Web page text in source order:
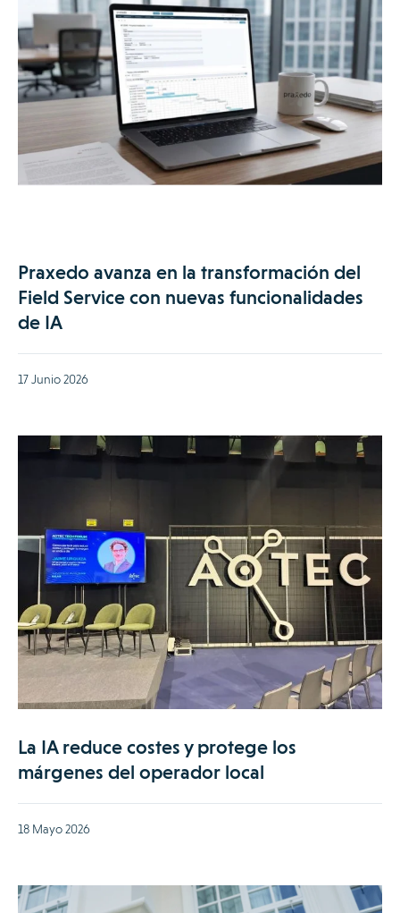
Praxedo avanza en la transformación del
Field Service con nuevas funcionalidades
de IA
17 Junio 2026
La IA reduce costes y protege los
márgenes del operador local
18 Mayo 2026